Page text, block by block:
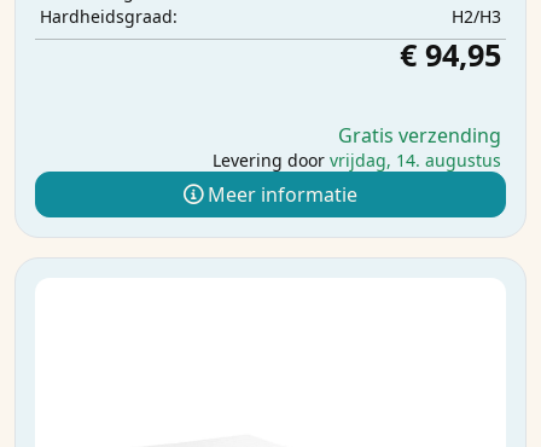
Hardheidsgraad:
H2/H3
€ 94,95
Gratis verzending
Levering door vrijdag, 14. augustus
Meer informatie